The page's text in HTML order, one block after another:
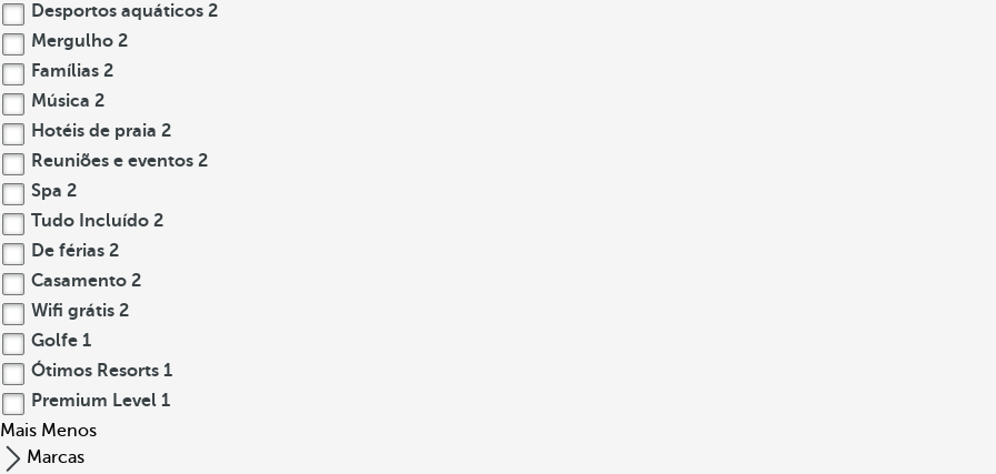
Desportos aquáticos 2
Mergulho 2
Famílias 2
Música 2
Hotéis de praia 2
Reuniões e eventos 2
Spa 2
Tudo Incluído 2
De férias 2
Casamento 2
Wifi grátis 2
Golfe 1
Ótimos Resorts 1
Premium Level 1
Mais Menos
Marcas